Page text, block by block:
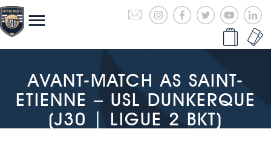
AVANT-MATCH AS SAINT-
ETIENNE – USL DUNKERQUE
(J30 | LIGUE 2 BKT)